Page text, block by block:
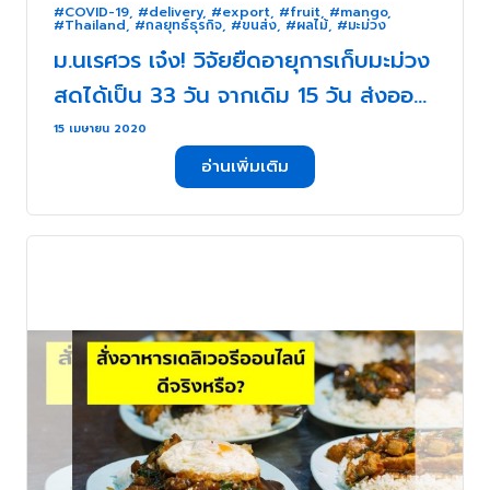
#COVID-19, #delivery, #export, #fruit, #mango,
#Thailand,#กลยุทธ์ธุรกิจ, #ขนส่ง, #ผลไม้, #มะม่วง
ม.นเรศวร เจ๋ง! วิจัยยืดอายุการเก็บมะม่วง
สดได้เป็น 33 วัน จากเดิม 15 วัน ส่งออก
ทางเรือได้!! . . .
15 เมษายน 2020
อ่านเพิ่มเติม